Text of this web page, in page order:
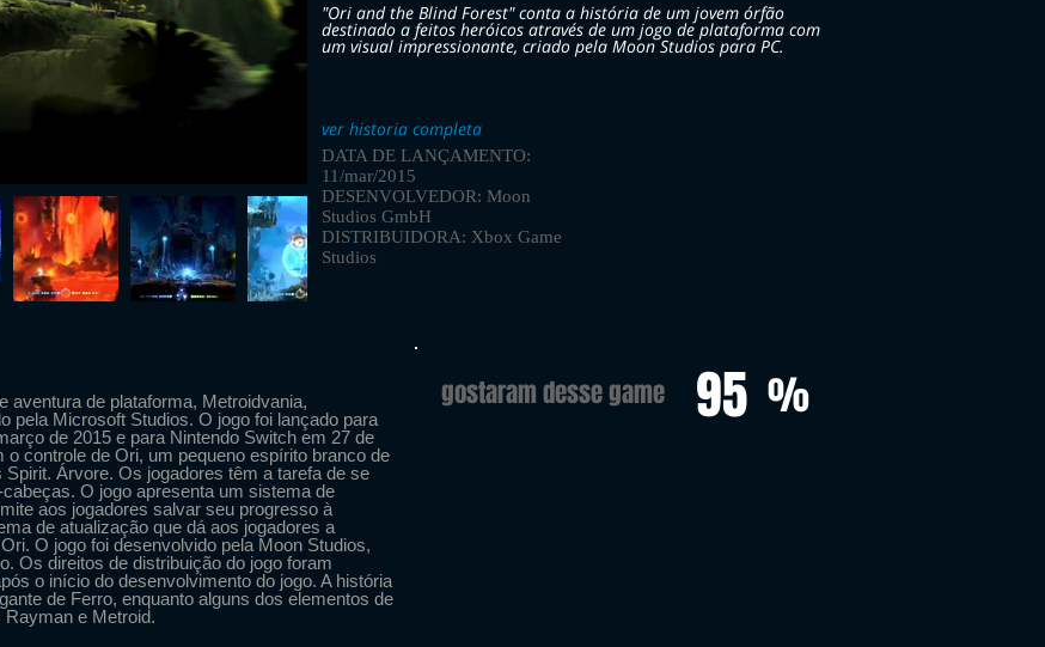
"Ori and the Blind Forest" conta a história de um jovem órfão
destinado a feitos heróicos através de um jogo de plataforma com
um visual impressionante, criado pela Moon Studios para PC.
ver historia completa
DATA DE LANÇAMENTO:
11/mar/2015
DESENVOLVEDOR: Moon
Studios GmbH
DISTRIBUIDORA: Xbox Game
Studios
aventura de plataforma, Metroidvania,
pela Microsoft Studios. O jogo foi lançado para
de 2015 e para Nintendo Switch em 27 de
controle de Ori, um pequeno espírito branco de
Árvore. Os jogadores têm a tarefa de se
O jogo apresenta um sistema de
aos jogadores salvar seu progresso à
de atualização que dá aos jogadores a
O jogo foi desenvolvido pela Moon Studios,
Os direitos de distribuição do jogo foram
o início do desenvolvimento do jogo. A história
de Ferro, enquanto alguns dos elementos de
Rayman e Metroid.
gostaram desse game 95 %